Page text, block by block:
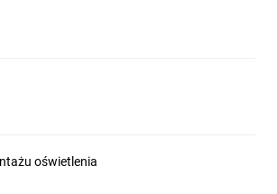
gniazd i łączników w ścianach
elektryczne IP20 i prosta instalacja
oświetlenia